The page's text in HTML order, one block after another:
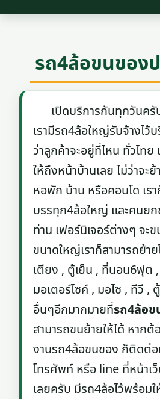
รถ4ล้อขนของ
เปิดบริการกันทุกวันครั
เรามีรถ4ล้อใหญ่รับจ้างไว้
ว่าลูกค้าจะอยู่ที่ไหน ทั่วไทย
ให้ถึงหน้าบ้านเลย ไม่ว่าจะ
หอพัก บ้าน หรือคอนโด เร
บรรทุก4ล้อใหญ่ และคนยก
ท่าน เฟอร์นิเจอร์ต่างๆ จะ
ขนาดใหญ่เราก็สามารถย้าย
เตียง , ตู้เย็น , ที่นอน6ฟุต ,
มอเตอร์ไซค์ , มอไซ , ทีวี ,
อื่นๆอีกมากมายที่รถ4ล้อข
สามารถขนย้ายให้ได้ หากต้
งานรถ4ล้อขนของ ก็ติดต่อ
โทรศัพท์ หรือ line ที่หน้าเว็
เลยครับ มีรถ4ล้อไว้พร้อม